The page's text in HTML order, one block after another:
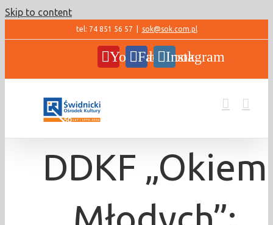
Skip to content
tel: 74 851 56 57 sok@sok.com.pl
YouTubeFacebookInstagram
DDKF „Okiem